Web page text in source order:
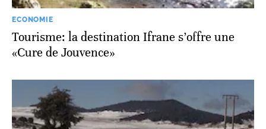
ECONOMIE
Tourisme: la destination Ifrane s’offre une
«Cure de Jouvence»